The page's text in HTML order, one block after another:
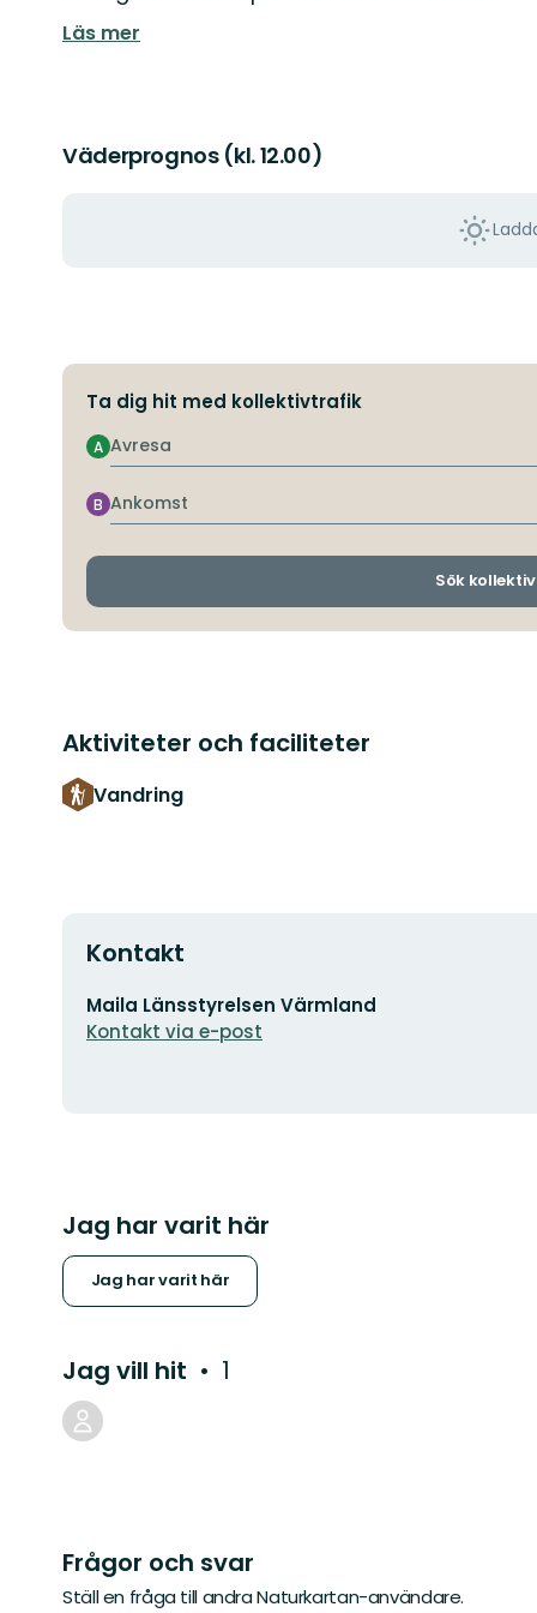
Läs mer
Väderprognos (kl. 12.00)
Ta dig hit med kollektivtrafik
Avresa
A
Ankomst
B
Sök
Aktiviteter och faciliteter
Vandring
Kontakt
E-
postadress
Maila Länsstyrelsen Värmland
Kontakt via e-post
Jag har varit här
Jag har varit här
Jag vill hit 1
Frågor och svar
Ställ en fråga till andra Naturkartan-användare.